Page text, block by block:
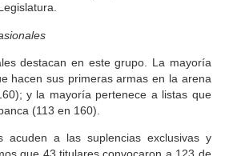
destacan en este grupo. La mayoría
hacen sus primeras armas en la arena
y la mayoría pertenece a listas que
(113 en 160).
acuden a las suplencias exclusivas y